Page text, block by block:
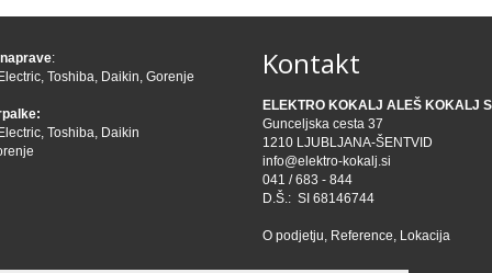
:
, Toshiba, Daikin, Gorenje
, Toshiba, Daikin
Kontakt
ELEKTRO KOKALJ ALEŠ KOKALJ
Gunceljska cesta 37
1210 LJUBLJANA-ŠENTVID
info@elektro-kokalj.si
041 / 683 - 844
D.Š.: SI 68146744
O podjetju, Reference, Lokacija